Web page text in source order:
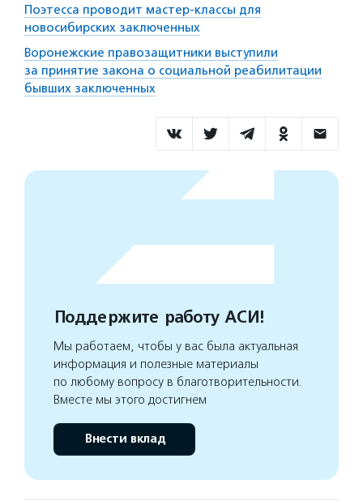
Поэтесса проводит мастер-классы для
новосибирских заключенных
Воронежские правозащитники выступили
за принятие закона о социальной реабилитации
бывших заключенных
Поддержите работу АСИ!
Мы работаем, чтобы у вас была актуальная
информация и полезные материалы
по любому вопросу в благотворительности.
Вместе мы этого достигнем
Внести вклад